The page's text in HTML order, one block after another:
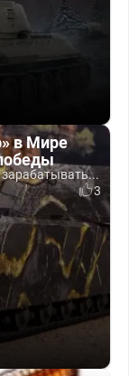
в Мире
3